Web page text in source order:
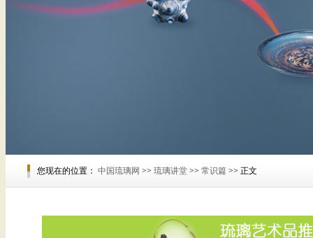
您现在的位置： 中国琉璃网 >> 琉璃讲堂 >> 常识篇 >> 正文